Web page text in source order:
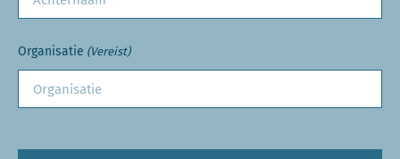
Organisatie (Vereist)